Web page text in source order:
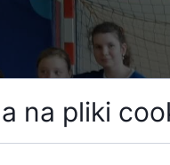
na pliki